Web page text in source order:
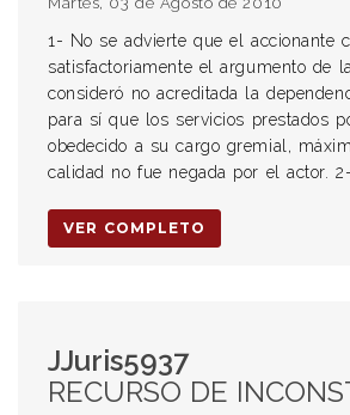
1- No se advierte que el accionante
satisfactoriamente el argumento de
consideró no acreditada la
para sí que los servicios prestados
obedecido a su cargo gremial,
calidad no fue negada por el actor. 2-
VER COMPLETO
JJuris5937
RECURSO DE INCONSTITUCIONALIDAD. Improcedencia. PRESCRIPCIÓN DE LA ACCIÓN PENAL. PROCESO PENAL.